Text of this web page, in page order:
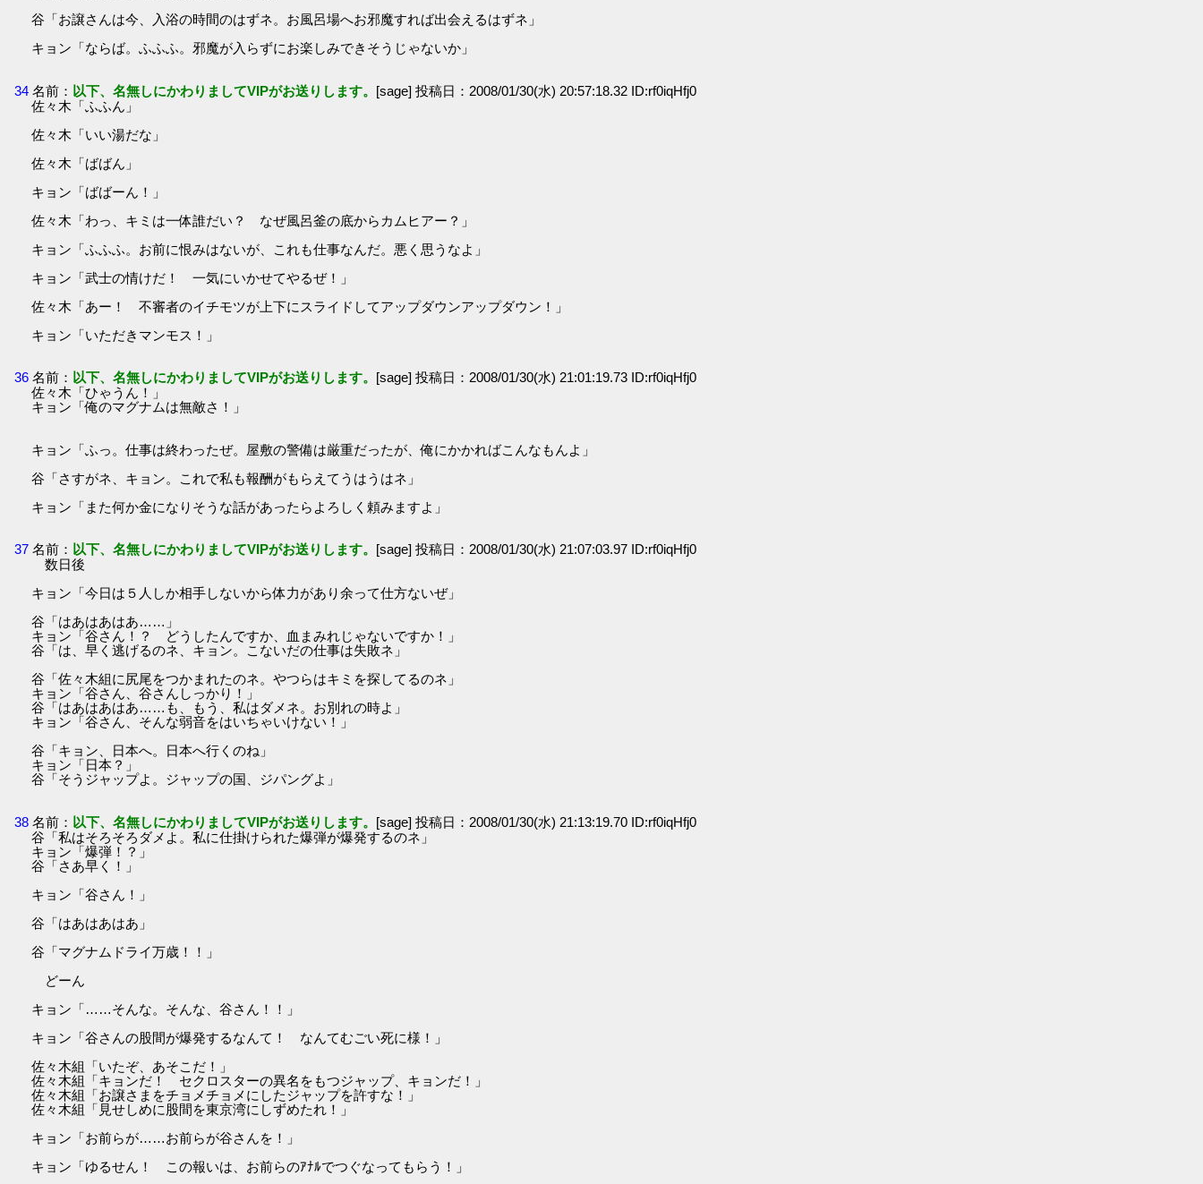
谷「お譲さんは今、入浴の時間のはずネ。お風呂場へお邪魔すれば出会えるはずネ」
キョン「ならば。ふふふ。邪魔が入らずにお楽しみできそうじゃないか」
34 名前： 以下、名無しにかわりましてVIPがお送りします。 [sage] 投稿日：2008/01/30(水) 20:57:18.32 ID:rf0iqHfj0
佐々木「ふふん」
佐々木「いい湯だな」
佐々木「ばばん」
キョン「ばばーん！」
佐々木「わっ、キミは一体誰だい？ なぜ風呂釜の底からカムヒアー？」
キョン「ふふふ。お前に恨みはないが、これも仕事なんだ。悪く思うなよ」
キョン「武士の情けだ！ 一気にいかせてやるぜ！」
佐々木「あー！ 不審者のイチモツが上下にスライドしてアップダウンアップダウン！」
キョン「いただきマンモス！」
36 名前： 以下、名無しにかわりましてVIPがお送りします。 [sage] 投稿日：2008/01/30(水) 21:01:19.73 ID:rf0iqHfj0
佐々木「ひゃうん！」
キョン「俺のマグナムは無敵さ！」
キョン「ふっ。仕事は終わったぜ。屋敷の警備は厳重だったが、俺にかかればこんなもんよ」
谷「さすがネ、キョン。これで私も報酬がもらえてうはうはネ」
キョン「また何か金になりそうな話があったらよろしく頼みますよ」
37 名前： 以下、名無しにかわりましてVIPがお送りします。 [sage] 投稿日：2008/01/30(水) 21:07:03.97 ID:rf0iqHfj0
数日後
キョン「今日は５人しか相手しないから体力があり余って仕方ないぜ」
谷「はあはあはあ……」
キョン「谷さん！？ どうしたんですか、血まみれじゃないですか！」
谷「は、早く逃げるのネ、キョン。こないだの仕事は失敗ネ」
谷「佐々木組に尻尾をつかまれたのネ。やつらはキミを探してるのネ」
キョン「谷さん、谷さんしっかり！」
谷「はあはあはあ……も、もう、私はダメネ。お別れの時よ」
キョン「谷さん、そんな弱音をはいちゃいけない！」
谷「キョン、日本へ。日本へ行くのね」
キョン「日本？」
谷「そうジャップよ。ジャップの国、ジパングよ」
38 名前： 以下、名無しにかわりましてVIPがお送りします。 [sage] 投稿日：2008/01/30(水) 21:13:19.70 ID:rf0iqHfj0
谷「私はそろそろダメよ。私に仕掛けられた爆弾が爆発するのネ」
キョン「爆弾！？」
谷「さあ早く！」
キョン「谷さん！」
谷「はあはあはあ」
谷「マグナムドライ万歳！！」
どーん
キョン「……そんな。そんな、谷さん！！」
キョン「谷さんの股間が爆発するなんて！ なんてむごい死に様！」
佐々木組「いたぞ、あそこだ！」
佐々木組「キョンだ！ セクロスターの異名をもつジャップ、キョンだ！」
佐々木組「お譲さまをチョメチョメにしたジャップを許すな！」
佐々木組「見せしめに股間を東京湾にしずめたれ！」
キョン「お前らが……お前らが谷さんを！」
キョン「ゆるせん！ この報いは、お前らのｱﾅﾙでつぐなってもらう！」